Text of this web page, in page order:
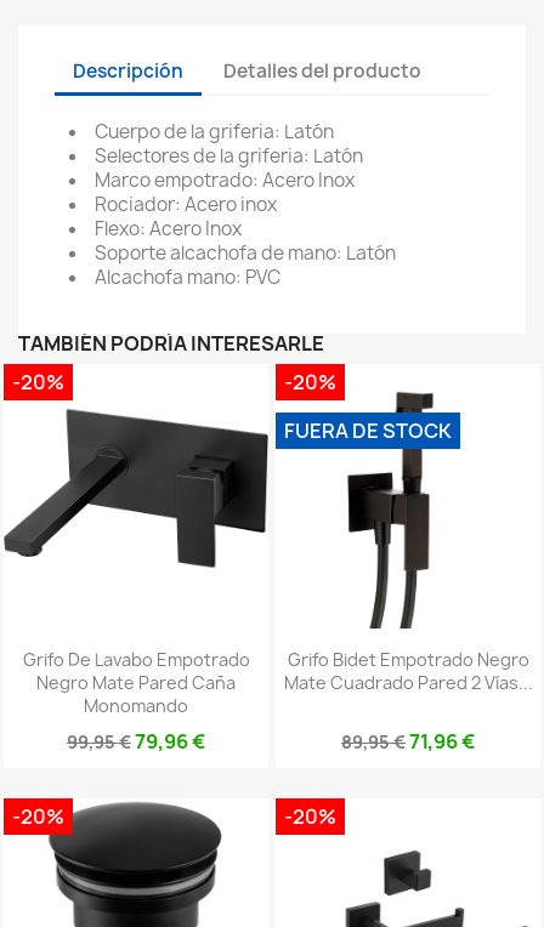
Descripción Detalles del producto
Cuerpo de la griferia: Latón
Selectores de la griferia: Latón
Marco empotrado: Acero Inox
Rociador: Acero inox
Flexo: Acero Inox
Soporte alcachofa de mano: Latón
Alcachofa mano: PVC
TAMBIÉN PODRÍA INTERESARLE
Grifo De Lavabo Empotrado
Negro Mate Pared Caña
Monomando
99,95 €79,96 €
-20%
Grifo Bidet Empotrado Negro
Mate Cuadrado Pared 2 Vías...
89,95 €71,96 €
-20%
FUERA DE STOCK
-20% -20%